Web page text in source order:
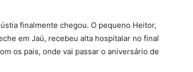
finalmente chegou. O pequeno Heitor,
em Jaú, recebeu alta hospitalar no final
os pais, onde vai passar o aniversário de